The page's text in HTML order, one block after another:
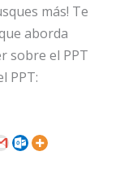
más! Te
aborda
sobre el PPT
PPT: